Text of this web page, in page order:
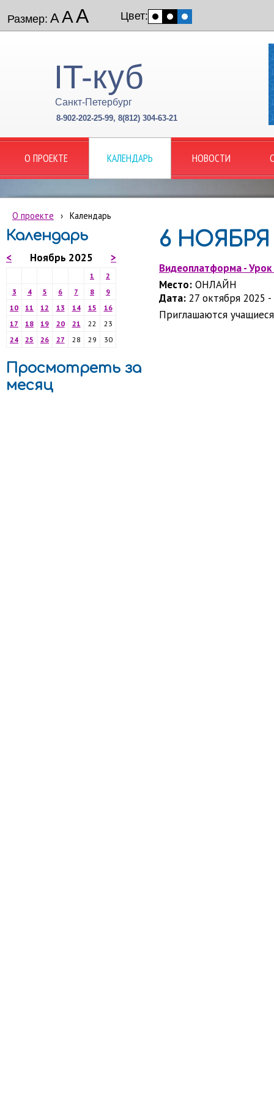
Размер: ААА Цвет:
IT-куб
Санкт-Петербург
8-902-202-25-99, 8(812) 304-63-21
О ПРОЕКТЕ КАЛЕНДАРЬ НОВОСТИ
О проекте › Календарь
Календарь
< >
Ноябрь 2025
1
2
3
4 5 6 7 8
9
10
11 12 13 14 15
16
17
18 19 20 21 22
23
24
25 26 27 28 29 30
Просмотреть за
месяц
6 НОЯБРЯ
Видеоплатформа -
Место: ОНЛАЙН
Дата: 27 октября 2025
Приглашаются